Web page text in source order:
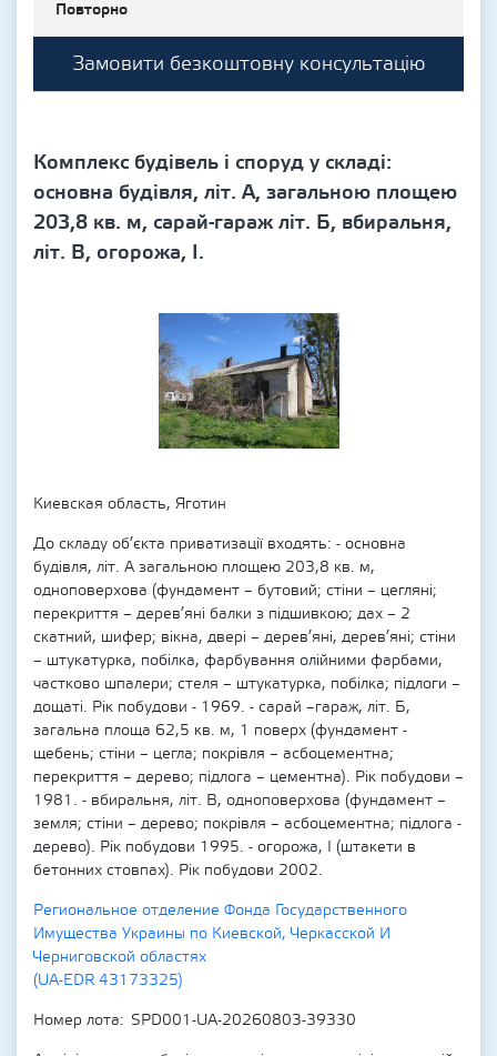
Повторно
Замовити безкоштовну консультацію
Комплекс будівель і споруд у складі:
основна будівля, літ. А, загальною площею
203,8 кв. м, сарай-гараж літ. Б, вбиральня,
літ. В, огорожа, І.
Киевская область, Яготин
До складу об’єкта приватизації входять: - основна
будівля, літ. А загальною площею 203,8 кв. м,
одноповерхова (фундамент – бутовий; стіни – цегляні;
перекриття – дерев’яні балки з підшивкою; дах – 2
скатний, шифер; вікна, двері – дерев’яні, дерев’яні; стіни
– штукатурка, побілка, фарбування олійними фарбами,
частково шпалери; стеля – штукатурка, побілка; підлоги –
дощаті. Рік побудови - 1969. - сарай –гараж, літ. Б,
загальна площа 62,5 кв. м, 1 поверх (фундамент -
щебень; стіни – цегла; покрівля – асбоцементна;
перекриття – дерево; підлога – цементна). Рік побудови –
1981. - вбиральня, літ. В, одноповерхова (фундамент –
земля; стіни – дерево; покрівля – асбоцементна; підлога -
дерево). Рік побудови 1995. - огорожа, І (штакети в
бетонних стовпах). Рік побудови 2002.
Региональное отделение Фонда Государственного
Имущества Украины по Киевской, Черкасской И
Черниговской областях
(UA-EDR 43173325)
Номер лота
SPD001-UA-20260803-39330